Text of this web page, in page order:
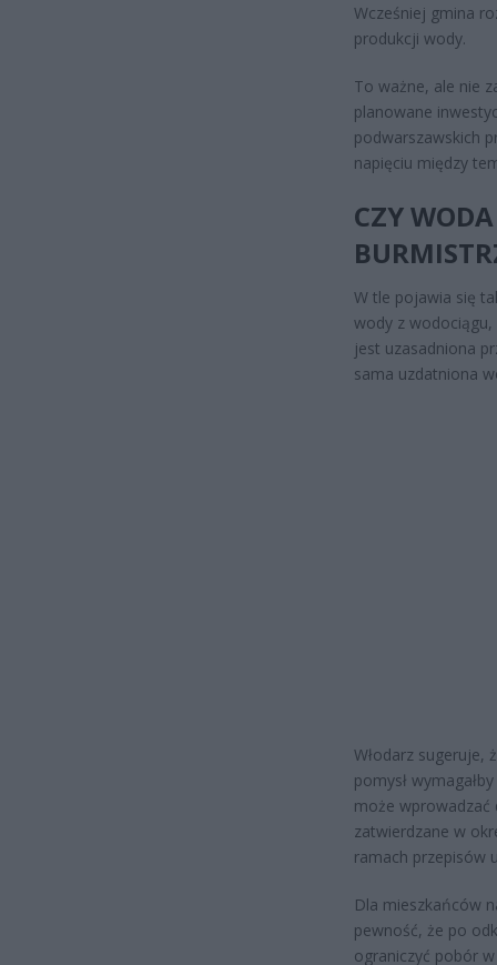
Wcześniej gmina
produkcji wody.
To ważne, ale nie
planowane
podwarszawskich
napięciu między
CZY
W tle pojawia się
wody z wodociągu,
jest uzasadniona
sama uzdatniona
Włodarz sugeruje,
pomysł
może wprowadzać
zatwierdzane w
ramach przepisów
Dla mieszkańców
pewność, że po
ograniczyć pobór